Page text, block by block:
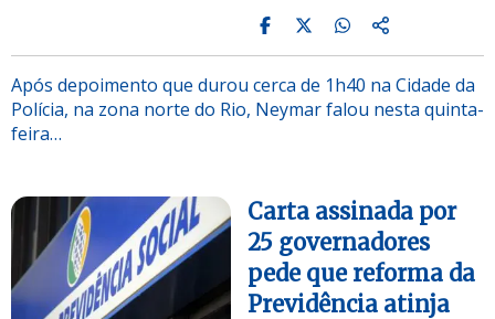
Após depoimento que durou cerca de 1h40 na Cidade da
Polícia, na zona norte do Rio, Neymar falou nesta quinta-
feira…
Carta assinada por
25 governadores
pede que reforma da
Previdência atinja